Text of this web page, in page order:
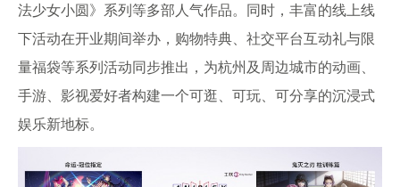
法少女小圆》系列等多部人气作品。同时，丰富的线上线
下活动在开业期间举办，购物特典、社交平台互动礼与限
量福袋等系列活动同步推出，为杭州及周边城市的动画、
手游、影视爱好者构建一个可逛、可玩、可分享的沉浸式
娱乐新地标。